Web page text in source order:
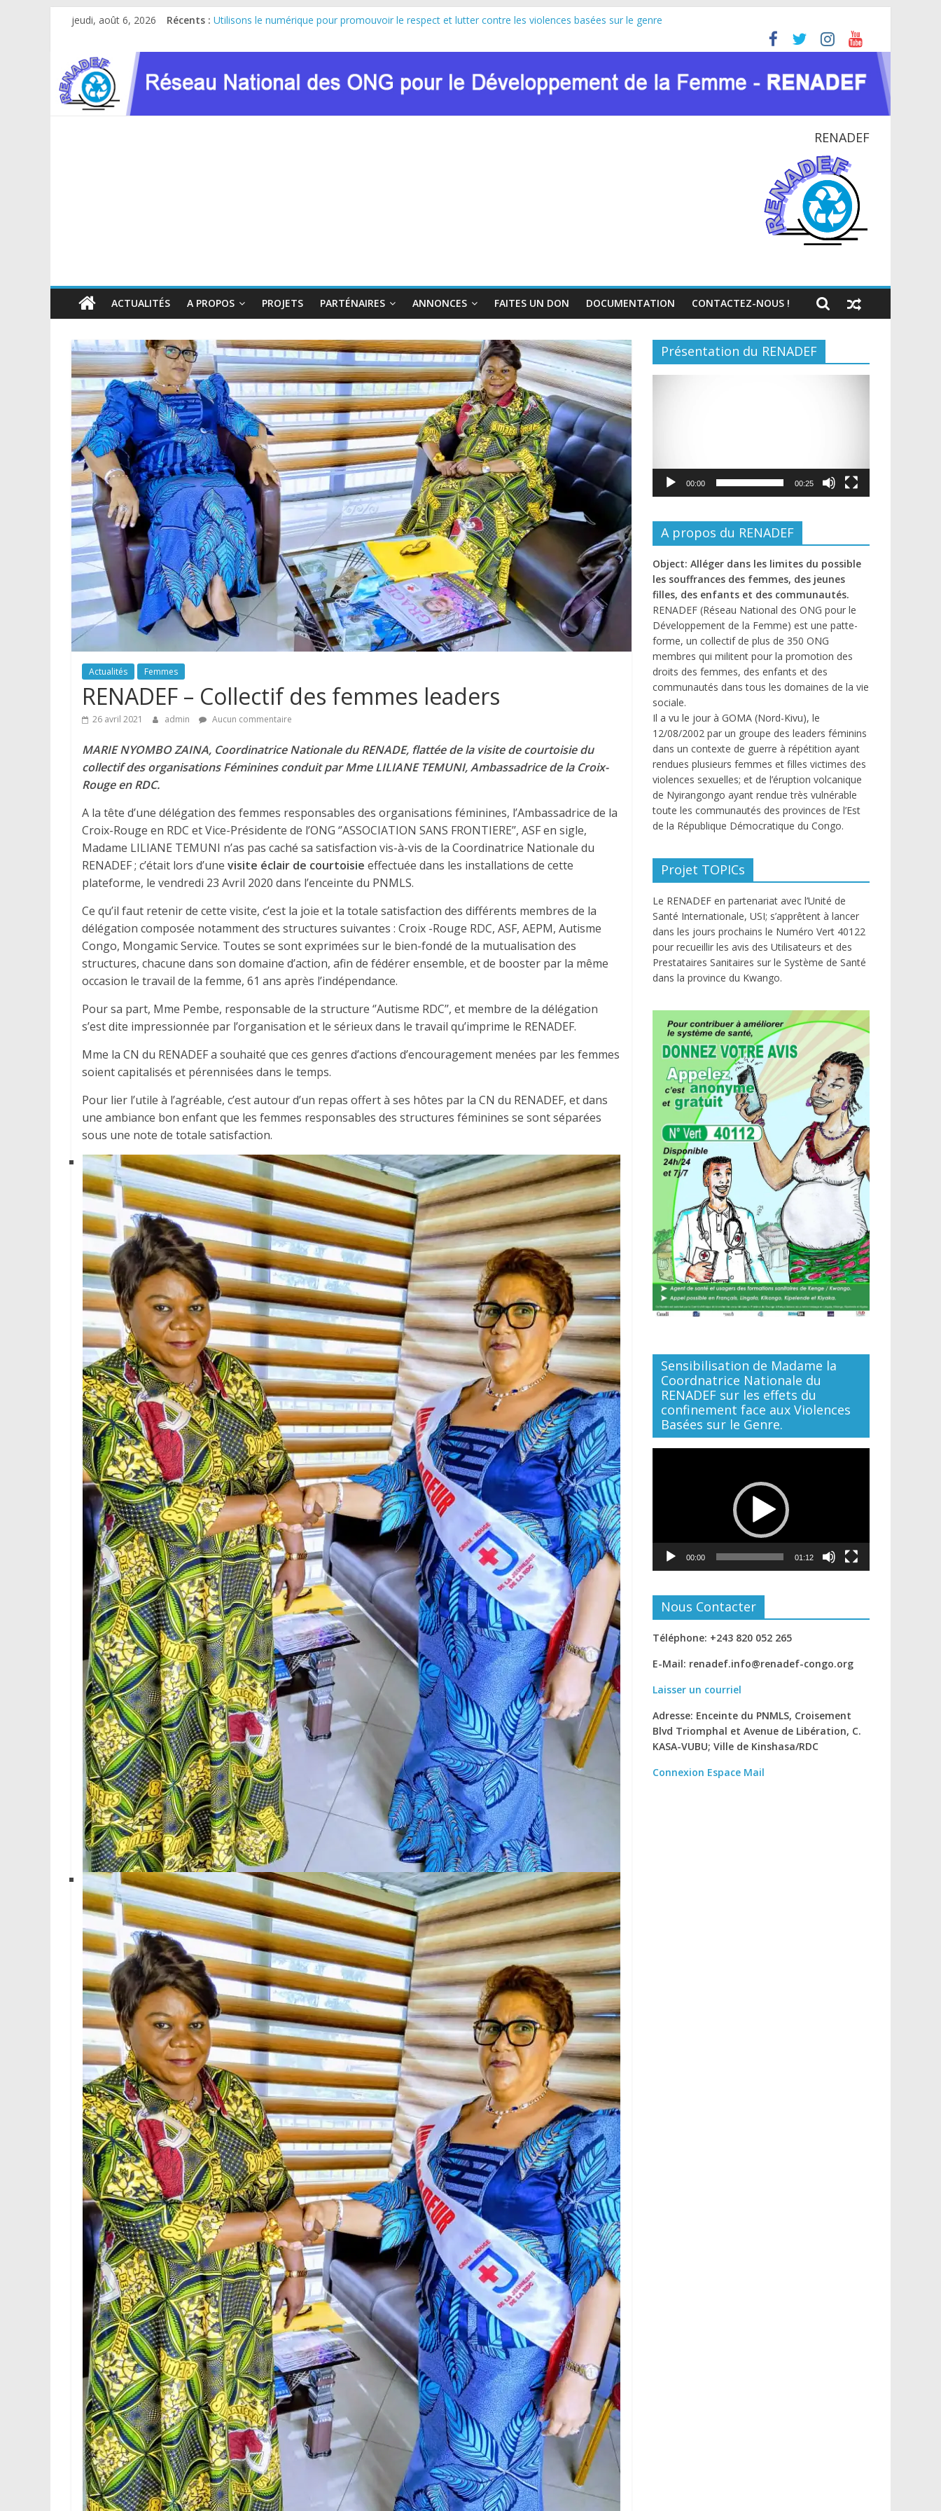
Passerjeudi, août 6, 2026 Récents : Utilisons le numérique pour promouvoir le respect et lutter contre les violences basées sur le genre
RDC : Sous l’impulsion de Marie Nyombo Zaina, le CPD et RENADEF renforcent leur plaidoyer pour la paix et le dialogue national
Atelier de consultation sur les approches innovantes de lutte contre les VBG dans le contexte du VIH et des crises humanitaires
RENADEF
ACTUALITÉS A PROPOS PROJETS PARTÉNAIRES ANNONCES FAITES UN DON DOCUMENTATION CONTACTEZ-NOUS !
Actualités Femmes
RENADEF – Collectif des femmes leaders
26 avril 2021 admin Aucun commentaire
MARIE NYOMBO ZAINA, Coordinatrice Nationale du RENADE, flattée de la visite de courtoisie du
collectif des organisations Féminines conduit par Mme LILIANE TEMUNI, Ambassadrice de la Croix-
Rouge en RDC.
A la tête d’une délégation des femmes responsables des organisations féminines, l’Ambassadrice de la
Croix-Rouge en RDC et Vice-Présidente de l’ONG ‘’ASSOCIATION SANS FRONTIERE’’, ASF en sigle,
Madame LILIANE TEMUNI n’as pas caché sa satisfaction vis-à-vis de la Coordinatrice Nationale du
RENADEF ; c’était lors d’une visite éclair de courtoisie effectuée dans les installations de cette
plateforme, le vendredi 23 Avril 2020 dans l’enceinte du PNMLS.
Ce qu’il faut retenir de cette visite, c’est la joie et la totale satisfaction des différents membres de la
délégation composée notamment des structures suivantes : Croix -Rouge RDC, ASF, AEPM, Autisme
Congo, Mongamic Service. Toutes se sont exprimées sur le bien-fondé de la mutualisation des
structures, chacune dans son domaine d’action, afin de fédérer ensemble, et de booster par la même
occasion le travail de la femme, 61 ans après l’indépendance.
Pour sa part, Mme Pembe, responsable de la structure ‘’Autisme RDC’’, et membre de la délégation
s’est dite impressionnée par l’organisation et le sérieux dans le travail qu’imprime le RENADEF.
Mme la CN du RENADEF a souhaité que ces genres d’actions d’encouragement menées par les femmes
soient capitalisés et pérennisées dans le temps.
Pour lier l’utile à l’agréable, c’est autour d’un repas offert à ses hôtes par la CN du RENADEF, et dans
une ambiance bon enfant que les femmes responsables des structures féminines se sont séparées
sous une note de totale satisfaction.
Présentation du RENADEF
00:00 00:25
A propos du RENADEF
Object: Alléger dans les limites du possible
les souffrances des femmes, des jeunes
filles, des enfants et des communautés.
RENADEF (Réseau National des ONG pour le
Développement de la Femme) est une patte-
forme, un collectif de plus de 350 ONG
membres qui militent pour la promotion des
droits des femmes, des enfants et des
communautés dans tous les domaines de la vie
sociale.
Il a vu le jour à GOMA (Nord-Kivu), le
12/08/2002 par un groupe des leaders féminins
dans un contexte de guerre à répétition ayant
rendues plusieurs femmes et filles victimes des
violences sexuelles; et de l’éruption volcanique
de Nyirangongo ayant rendue très vulnérable
toute les communautés des provinces de l’Est
de la République Démocratique du Congo.
Projet TOPICs
Le RENADEF en partenariat avec l’Unité de
Santé Internationale, USI; s’apprêtent à lancer
dans les jours prochains le Numéro Vert 40122
pour recueillir les avis des Utilisateurs et des
Prestataires Sanitaires sur le Système de Santé
dans la province du Kwango.
Sensibilisation de Madame la
Coordnatrice Nationale du
RENADEF sur les effets du
confinement face aux Violences
Basées sur le Genre.
00:00 01:12
Nous Contacter
Téléphone: +243 820 052 265
E-Mail: renadef.info@renadef-congo.org
Laisser un courriel
Adresse: Enceinte du PNMLS, Croisement
Blvd Triomphal et Avenue de Libération, C.
KASA-VUBU; Ville de Kinshasa/RDC
Connexion Espace Mail